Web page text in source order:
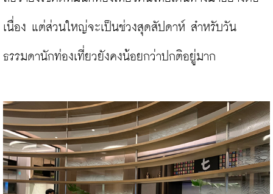
เนื่อง แต่ส่วนใหญ่จะเป็นช่วงสุดสัปดาห์ สำหรับวัน
ธรรมดานักท่องเที่ยวยังคงน้อยกว่าปกติอยู่มาก